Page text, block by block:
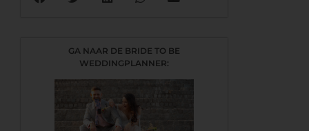
GA NAAR DE BRIDE TO BE
WEDDINGPLANNER: